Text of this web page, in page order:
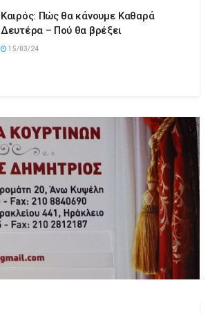
Καιρός: Πώς θα κάνουμε Καθαρά
Δευτέρα – Πού θα βρέξει
15/03/24